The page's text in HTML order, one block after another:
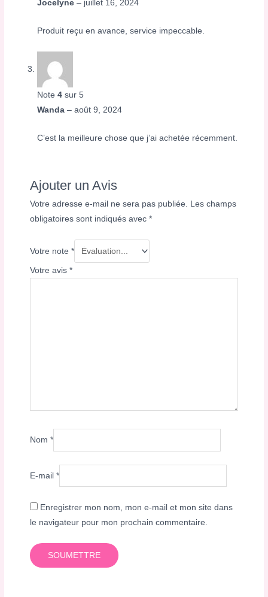
Jocelyne– juillet 16, 2024
Produit reçu en avance, service impeccable.
Note4 sur 5
Wanda– août 9, 2024
C’est la meilleure chose que j’ai achetée récemment.
Ajouter un Avis
Votre adresse e-mail ne sera pas publiée. Les champs
obligatoires sont indiqués avec*
Votre note*
Votre avis*
Nom*
E-mail*
Enregistrer mon nom, mon e-mail et mon site dans
le navigateur pour mon prochain commentaire.